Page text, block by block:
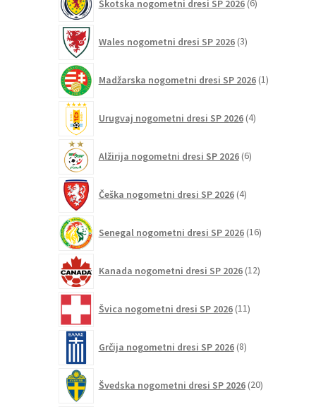
Škotska nogometni dresi SP 2026 6izdelkov
Wales nogometni dresi SP 2026 3izdelki
Madžarska nogometni dresi SP 2026 1izdelek
Urugvaj nogometni dresi SP 2026 4izdelki
Alžirija nogometni dresi SP 2026 6izdelkov
Češka nogometni dresi SP 2026 4izdelki
Senegal nogometni dresi SP 2026 16izdelkov
Kanada nogometni dresi SP 2026 12izdelkov
Švica nogometni dresi SP 2026 11izdelkov
Grčija nogometni dresi SP 2026 8izdelkov
Švedska nogometni dresi SP 2026 20izdelkov